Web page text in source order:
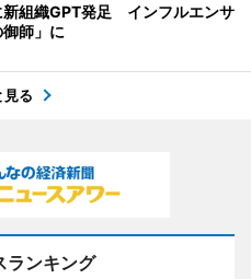
新組織GPT発足 インフルエンサ
師」に
見る
ランキング